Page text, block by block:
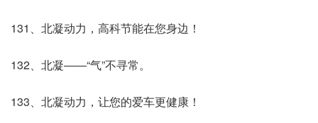
131、北凝动力，高科节能在您身边！
132、北凝――“气”不寻常。
133、北凝动力，让您的爱车更健康！